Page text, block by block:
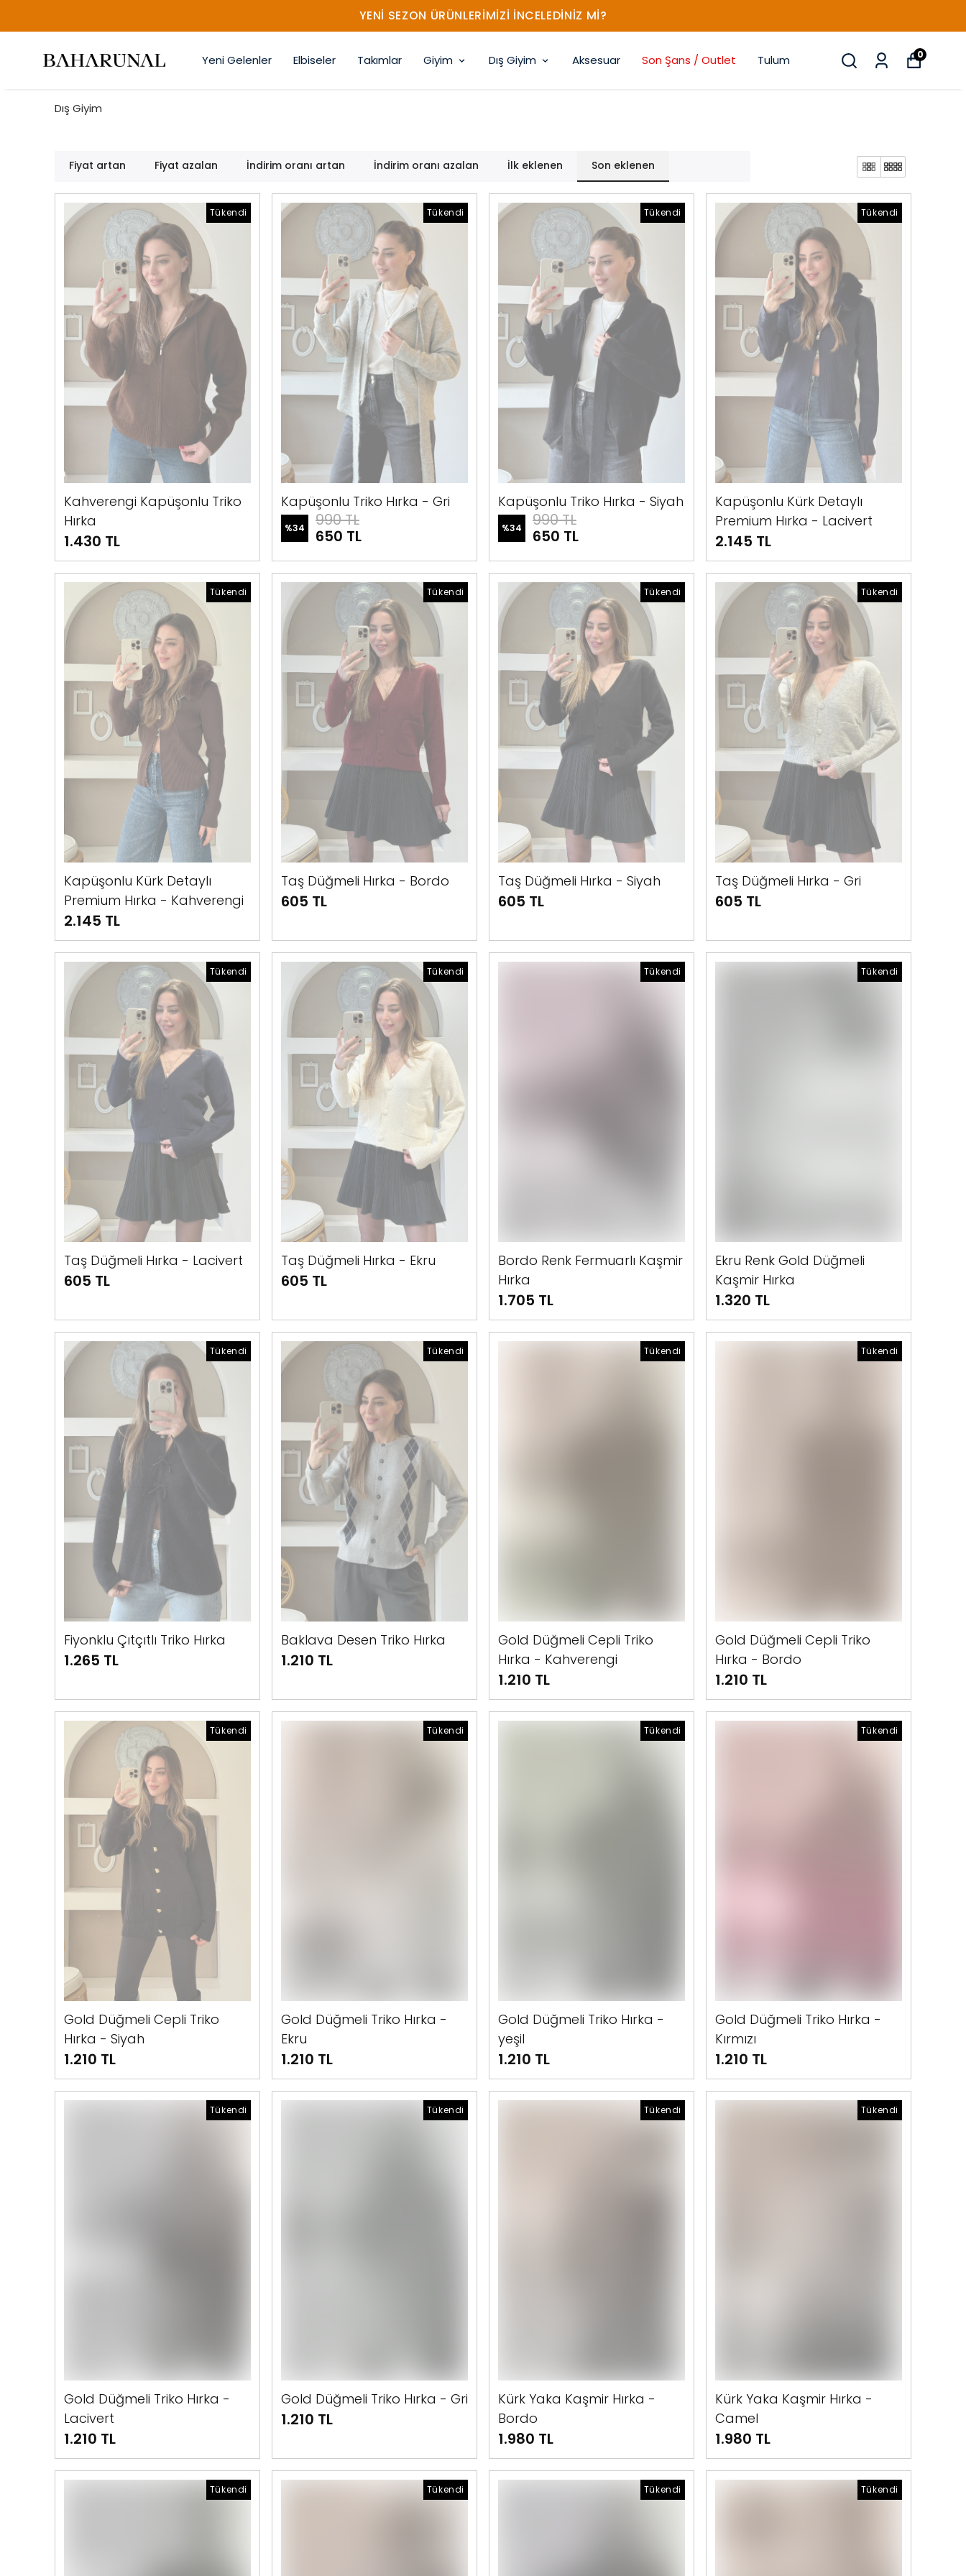
YENİ SEZON ÜRÜNLERİMİZİ İNCELEDİNİZ Mİ?
Yeni Gelenler Elbiseler Takımlar Giyim Dış Giyim Aksesuar Son Şans / Outlet Tulum 0
Dış Giyim
Fiyat artan Fiyat azalan İndirim oranı artan İndirim oranı azalan İlk eklenen Son eklenen
Tükendi
Kahverengi Kapüşonlu Triko
Hırka
1.430 TL
Tükendi
Kapüşonlu Triko Hırka - Gri
%34
990 TL
650 TL
Tükendi
Kapüşonlu Triko Hırka - Siyah
%34
990 TL
650 TL
Tükendi
Kapüşonlu Kürk Detaylı
Premium Hırka - Lacivert
2.145 TL
Tükendi
Kapüşonlu Kürk Detaylı
Premium Hırka - Kahverengi
2.145 TL
Tükendi
Taş Düğmeli Hırka - Bordo
605 TL
Tükendi
Taş Düğmeli Hırka - Siyah
605 TL
Tükendi
Taş Düğmeli Hırka - Gri
605 TL
Tükendi
Taş Düğmeli Hırka - Lacivert
605 TL
Tükendi
Taş Düğmeli Hırka - Ekru
605 TL
Tükendi
Bordo Renk Fermuarlı Kaşmir
Hırka
1.705 TL
Tükendi
Ekru Renk Gold Düğmeli
Kaşmir Hırka
1.320 TL
Tükendi
Fiyonklu Çıtçıtlı Triko Hırka
1.265 TL
Tükendi
Baklava Desen Triko Hırka
1.210 TL
Tükendi
Gold Düğmeli Cepli Triko
Hırka - Kahverengi
1.210 TL
Tükendi
Gold Düğmeli Cepli Triko
Hırka - Bordo
1.210 TL
Tükendi
Gold Düğmeli Cepli Triko
Hırka - Siyah
1.210 TL
Tükendi
Gold Düğmeli Triko Hırka -
Ekru
1.210 TL
Tükendi
Gold Düğmeli Triko Hırka -
yeşil
1.210 TL
Tükendi
Gold Düğmeli Triko Hırka -
Kırmızı
1.210 TL
Tükendi
Gold Düğmeli Triko Hırka -
Lacivert
1.210 TL
Tükendi
Gold Düğmeli Triko Hırka - Gri
1.210 TL
Tükendi
Kürk Yaka Kaşmir Hırka -
Bordo
1.980 TL
Tükendi
Kürk Yaka Kaşmir Hırka -
Camel
1.980 TL
Tükendi Tükendi Tükendi Tükendi